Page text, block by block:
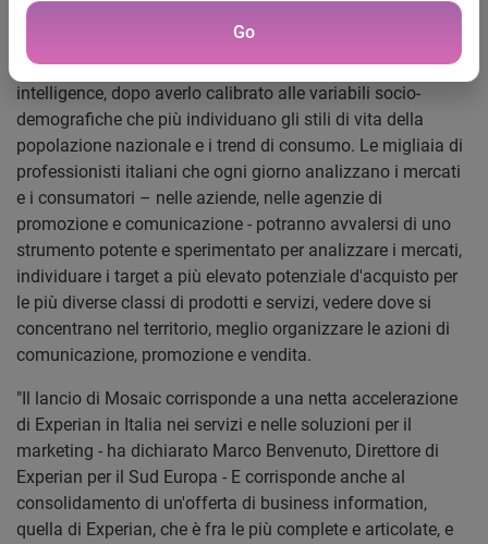
Go
disponibile anche per l'Italia. Lo annuncia Experian, leader
mondiale della business information, che lo lancia in Italia
sia come servizio on-line, sia come sistema di marketing
intelligence, dopo averlo calibrato alle variabili socio-
demografiche che più individuano gli stili di vita della
popolazione nazionale e i trend di consumo. Le migliaia di
professionisti italiani che ogni giorno analizzano i mercati
e i consumatori – nelle aziende, nelle agenzie di
promozione e comunicazione - potranno avvalersi di uno
strumento potente e sperimentato per analizzare i mercati,
individuare i target a più elevato potenziale d'acquisto per
le più diverse classi di prodotti e servizi, vedere dove si
concentrano nel territorio, meglio organizzare le azioni di
comunicazione, promozione e vendita.
"Il lancio di Mosaic corrisponde a una netta accelerazione
di Experian in Italia nei servizi e nelle soluzioni per il
marketing - ha dichiarato Marco Benvenuto, Direttore di
Experian per il Sud Europa - E corrisponde anche al
consolidamento di un'offerta di business information,
quella di Experian, che è fra le più complete e articolate, e